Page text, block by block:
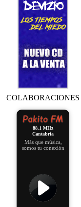
COLABORACIONES
88.1 MHz
Cantabria
Más que música,
somos tu conexión